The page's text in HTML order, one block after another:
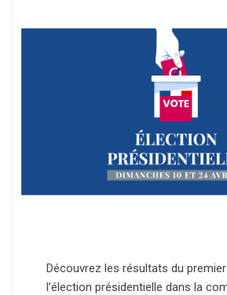
Découvrez les résultats du
l’élection présidentielle dans la